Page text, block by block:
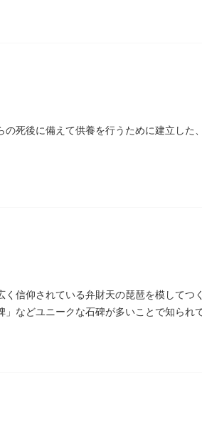
死後に備えて供養を行うために建立した
信仰されている弁財天の琵琶を模してつ
などユニークな石碑が多いことで知られ